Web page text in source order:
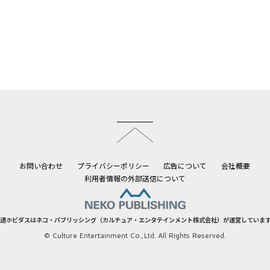
お問い合わせ プライバシーポリシー 広告について
会社概要
利用者情報の外部送信について
ホビダスはネコ・パブリッシング（カルチュア・エンタテインメント株式会社）が運営していま
© Culture Entertainment Co.,Ltd. All Rights Reserved.